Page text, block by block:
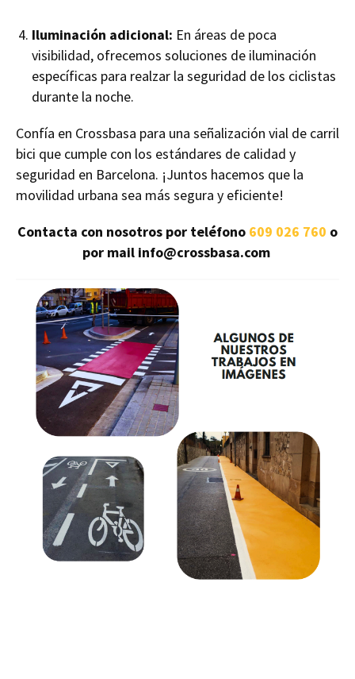
Iluminación adicional: En áreas de poca
visibilidad, ofrecemos soluciones de iluminación
específicas para realzar la seguridad de los ciclistas
durante la noche.
Confía en Crossbasa para una señalización vial de carril
bici que cumple con los estándares de calidad y
seguridad en Barcelona. ¡Juntos hacemos que la
movilidad urbana sea más segura y eficiente!
Contacta con nosotros por teléfono 609 026 760 o
por mail info@crossbasa.com